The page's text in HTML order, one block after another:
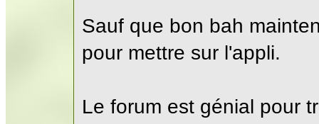
Sauf que bon bah
pour mettre sur l'appli.
Le forum est génial pour